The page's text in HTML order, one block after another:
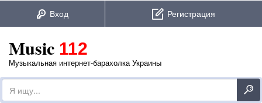
Music 112
Музыкальная интернет-барахолка Украины